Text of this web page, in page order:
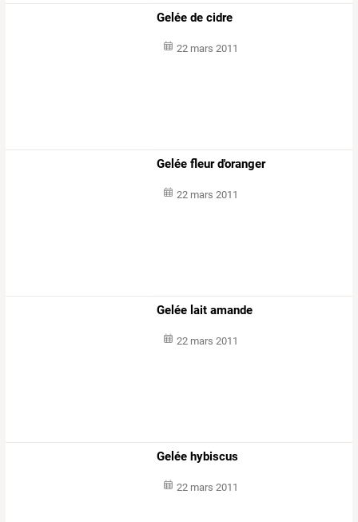
Gelée de cidre
22 mars 2011
Gelée fleur d'oranger
22 mars 2011
Gelée lait amande
22 mars 2011
Gelée hybiscus
22 mars 2011